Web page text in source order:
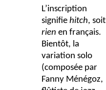
L’inscription
signifie hitch, soit
rien en français.
Bientôt, la
variation solo
(composée par
Fanny Ménégoz,